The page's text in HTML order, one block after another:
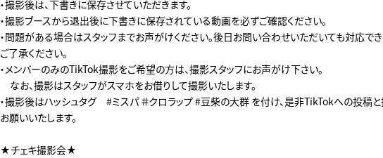
・撮影後は、下書きに保存させていただきます。
・撮影ブースから退出後に下書きに保存されている動画を必ずご確認ください。
・問題がある場合はスタッフまでお声がけください。後日お問い合わせいただいても対応で
ご了承ください。
・メンバーのみのTikTok撮影をご希望の方は、撮影スタッフにお声がけ下さい。
なお、撮影はスタッフがスマホをお借りして撮影いたします。
・撮影後はハッシュタグ #ミスパ ＃クロラップ #豆柴の大群 を付け、是非TikTokへの投稿
お願いいたします。
★チェキ撮影会★